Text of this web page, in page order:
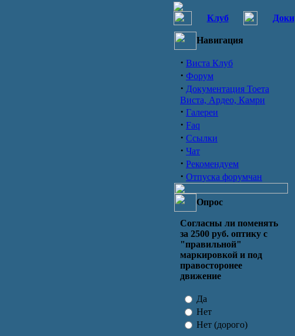
Клуб Доки
Навигация
· Виста Клуб
· Форум
· Документация Тоета
Виста, Ардео, Камри
· Галереи
· Faq
· Ссылки
· Чат
· Рекомендуем
· Отпуска форумчан
Опрос
Согласны ли поменять
за 2500 руб. оптику с
"правильной"
маркировкой и под
правосторонее
движение
Да
Нет
Нет (дорого)